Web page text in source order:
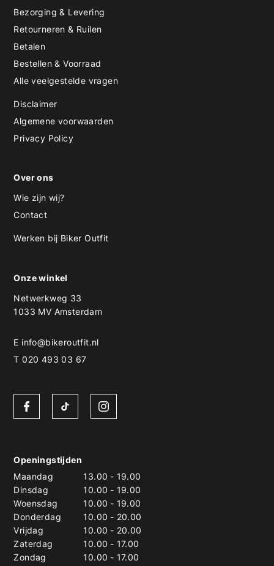
Bezorging & Levering
Retourneren & Ruilen
Betalen
Bestellen & Voorraad
Alle veelgestelde vragen
Disclaimer
Algemene voorwaarden
Privacy Policy
Over ons
Wie zijn wij?
Contact
Werken bij Biker Outfit
Onze winkel
Netwerkweg 33
1033 MV Amsterdam
E info@bikeroutfit.nl
T 020 493 03 67
Openingstijden
Maandag
13.00 - 19.00
Dinsdag
10.00 - 19.00
Woensdag
10.00 - 19.00
Donderdag
10.00 - 20.00
Vrijdag
10.00 - 20.00
Zaterdag
10.00 - 17.00
Zondag
10.00 - 17.00